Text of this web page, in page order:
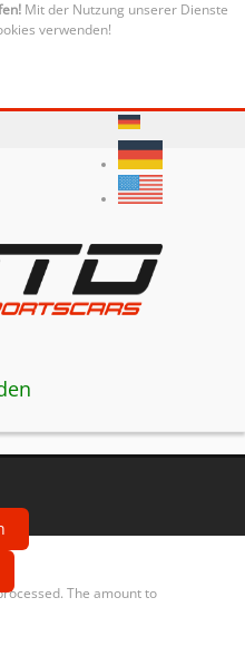
Mit der Nutzung unserer Dienste
verwenden!
The amount to